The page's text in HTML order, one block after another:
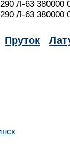
Л-63 380000
Л-63 380000
Пруток